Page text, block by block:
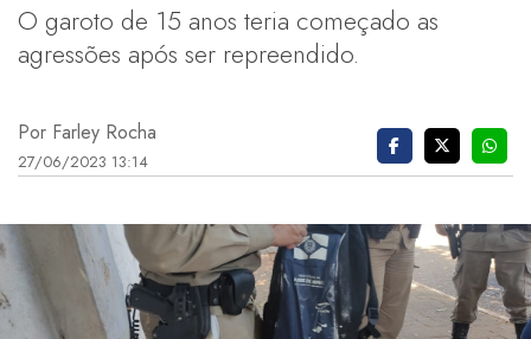
O garoto de 15 anos teria começado as
agressões após ser repreendido.
Por Farley Rocha
27/06/2023 13:14